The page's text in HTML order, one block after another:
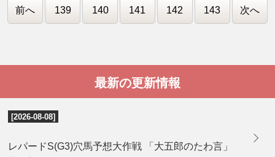
前へ 139 140 141 142 143 次へ
最新の更新情報
[2026-08-08]
レパードS(G3)穴馬予想大作戦 「大五郎のたわ言」